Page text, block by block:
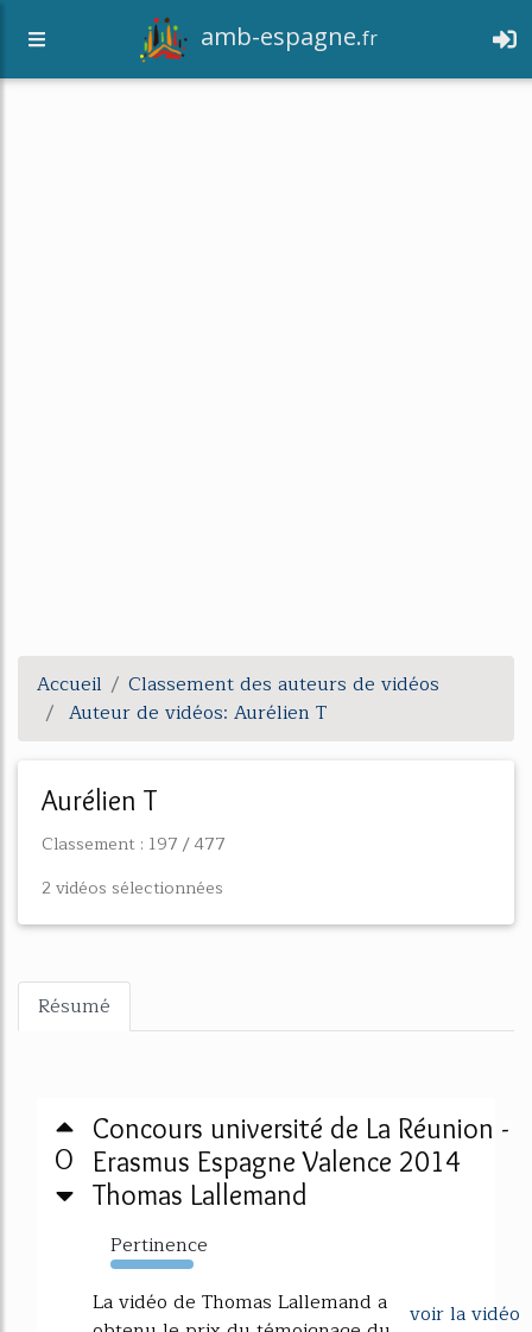
amb-espagne.fr
Accueil
Classement des auteurs de vidéos
Auteur de vidéos: Aurélien T
Aurélien T
Classement : 197 / 477
2 vidéos sélectionnées
Résumé
0
Concours université de La Réunion -
Erasmus Espagne Valence 2014
Thomas Lallemand
Pertinence
158%
voir la vidéo
La vidéo de Thomas Lallemand a